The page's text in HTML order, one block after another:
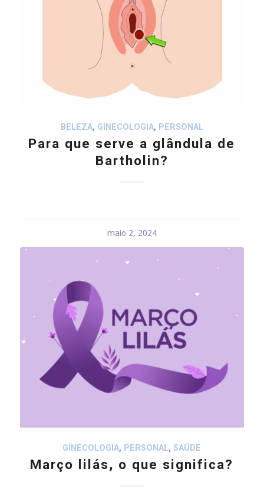
BELEZA, GINECOLOGIA, PERSONAL
Para que serve a glândula de
Bartholin?
maio 2, 2024
GINECOLOGIA, PERSONAL,SAÚDE
Março lilás, o que significa?